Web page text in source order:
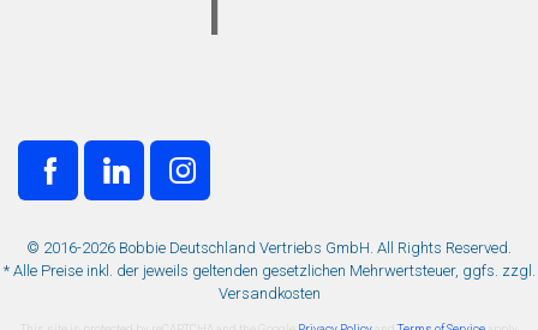
© 2016-2026 Bobbie Deutschland Vertriebs GmbH. All Rights Reserved.
* Alle Preise inkl. der jeweils geltenden gesetzlichen Mehrwertsteuer, ggfs. zzgl.
Versandkosten